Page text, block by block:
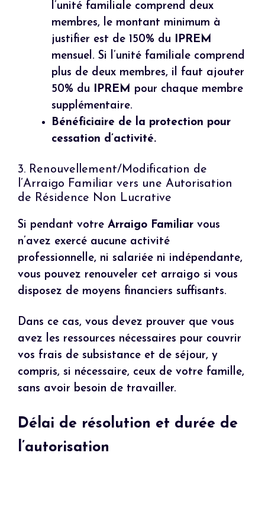
l’unité familiale comprend deux
membres, le montant minimum à
justifier est de 150% du IPREM
mensuel. Si l’unité familiale comprend
plus de deux membres, il faut ajouter
50% du IPREM pour chaque membre
supplémentaire.
Bénéficiaire de la protection pour
cessation d’activité.
3. Renouvellement/Modification de
l’Arraigo Familiar vers une Autorisation
de Résidence Non Lucrative
Si pendant votre Arraigo Familiar vous
n’avez exercé aucune activité
professionnelle, ni salariée ni indépendante,
vous pouvez renouveler cet arraigo si vous
disposez de moyens financiers suffisants.
Dans ce cas, vous devez prouver que vous
avez les ressources nécessaires pour couvrir
vos frais de subsistance et de séjour, y
compris, si nécessaire, ceux de votre famille,
sans avoir besoin de travailler.
Délai de résolution et durée de
l’autorisation